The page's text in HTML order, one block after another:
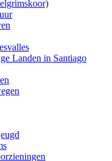
Landen in Santiago